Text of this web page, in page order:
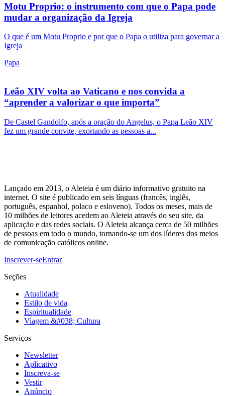
Motu Proprio: o instrumento com que o Papa pode
mudar a organização da Igreja
O que é um Motu Proprio e por que o Papa o utiliza para governar a
Igreja
Papa
Leão XIV volta ao Vaticano e nos convida a
“aprender a valorizar o que importa”
De Castel Gandolfo, após a oração do Angelus, o Papa Leão XIV
fez um grande convite, exortando as pessoas a...
Lançado em 2013, o Aleteia é um diário informativo gratuito na
internet. O site é publicado em seis línguas (francês, inglês,
português, espanhol, polaco e esloveno). Todos os meses, mais de
10 milhões de leitores acedem ao Aleteia através do seu site, da
aplicação e das redes sociais. O Aleteia alcança cerca de 50 milhões
de pessoas em todo o mundo, tornando-se um dos líderes dos meios
de comunicação católicos online.
Inscrever-seEntrar
Seções
Atualidade
Estilo de vida
Espiritualidade
Viagem &#038; Cultura
Serviços
Newsletter
Aplicativo
Inscreva-se
Vestir
Anúncio